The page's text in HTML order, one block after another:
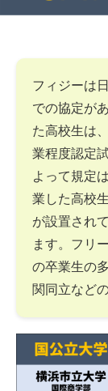
フィジーは
での協定が
た高校生は
業程度認定
よって規定
業した高校
が設置され
ます。フリ
の卒業生の
関同立など